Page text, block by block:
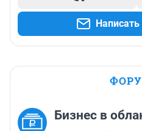
Бизнес в